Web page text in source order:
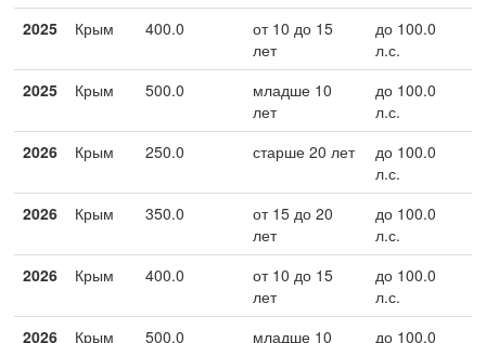
2025
Крым 400.0
от 10 до 15
лет
до 100.0
л.с.
2025
Крым 500.0
младше 10
лет
до 100.0
л.с.
2026
Крым 250.0 старше 20 лет
до 100.0
л.с.
2026
Крым 350.0
от 15 до 20
лет
до 100.0
л.с.
2026
Крым 400.0
от 10 до 15
лет
до 100.0
л.с.
2026
Крым 500.0 младше 10 до 100.0